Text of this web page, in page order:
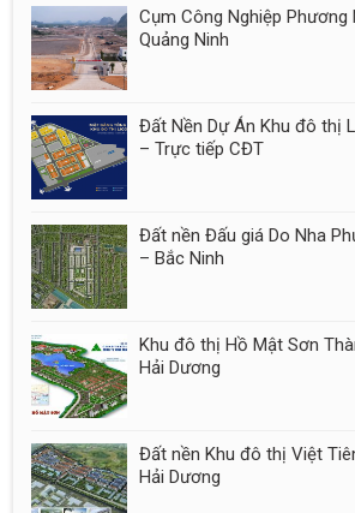
Cụm Công Nghiệp Phương
Quảng Ninh
Đất Nền Dự Án Khu đô thị
– Trực tiếp CĐT
Đất nền Đấu giá Do Nha
– Bắc Ninh
Khu đô thị Hồ Mật Sơn
Hải Dương
Đất nền Khu đô thị Việt
Hải Dương